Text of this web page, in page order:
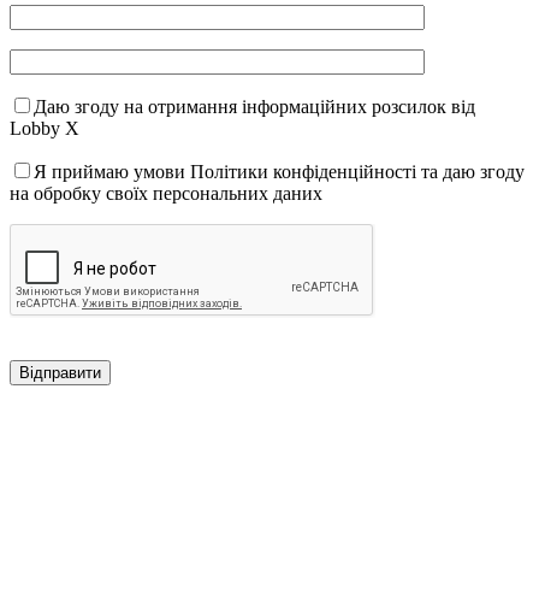
Даю згоду на отримання інформаційних розсилок від
Lobby X
Я приймаю умови Політики конфіденційності та даю згоду
на обробку своїх персональних даних